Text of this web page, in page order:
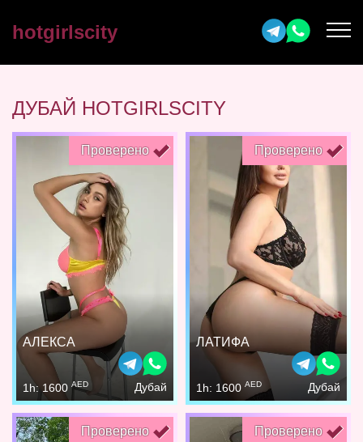
hotgirlscity
ДУБАЙ HOTGIRLSCITY
Проверено
АЛЕКСА
1h: 1600 AED Дубай
Проверено
ЛАТИФА
1h: 1600 AED Дубай
Проверено Проверено